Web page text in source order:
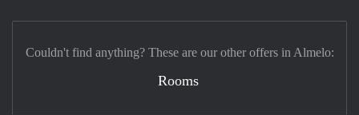
Couldn't find anything? These are our other offers in Almelo:
Rooms